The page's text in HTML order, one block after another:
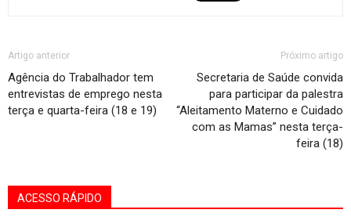
Artigo anterior
Agência do Trabalhador tem
entrevistas de emprego nesta
terça e quarta-feira (18 e 19)
Próximo artigo
Secretaria de Saúde convida
para participar da palestra
“Aleitamento Materno e Cuidado
com as Mamas” nesta terça-
feira (18)
ACESSO RÁPIDO